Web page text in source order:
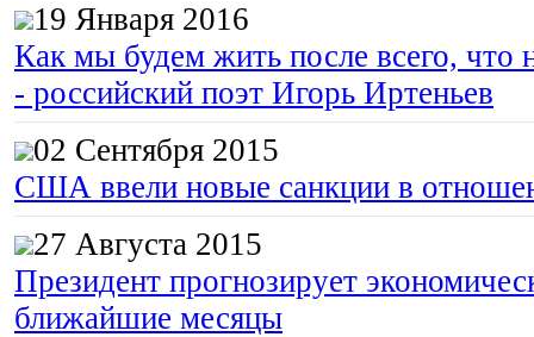
19 Января 2016
Как мы будем жить после всего, что
- российский поэт Игорь Иртеньев
02 Сентября 2015
США ввели новые санкции в
27 Августа 2015
Президент прогнозирует
ближайшие месяцы